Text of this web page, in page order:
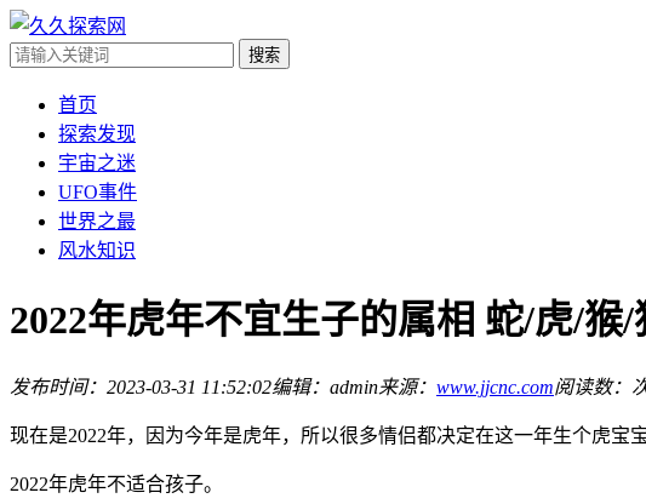
首页
探索发现
宇宙之迷
UFO事件
世界之最
风水知识
2022年虎年不宜生子的属相 蛇/虎/猴
发布时间：2023-03-31 11:52:02编辑：admin来源： www.jjcnc.com阅读数：
现在是2022年，因为今年是虎年，所以很多情侣都决定在这一年生个虎宝
2022年虎年不适合孩子。